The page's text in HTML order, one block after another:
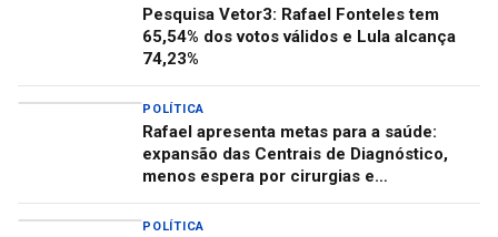
Pesquisa Vetor3: Rafael Fonteles tem
65,54% dos votos válidos e Lula alcança
74,23%
POLÍTICA
Rafael apresenta metas para a saúde:
expansão das Centrais de Diagnóstico,
menos espera por cirurgias e
descentralização do Centro de Autismo
POLÍTICA